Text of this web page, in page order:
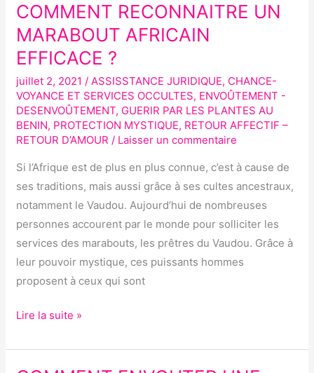
COMMENT RECONNAITRE UN
MARABOUT AFRICAIN
EFFICACE ?
juillet 2, 2021 / ASSISSTANCE JURIDIQUE, CHANCE-
VOYANCE ET SERVICES OCCULTES, ENVOÛTEMENT -
DESENVOÛTEMENT, GUERIR PAR LES PLANTES AU
BENIN, PROTECTION MYSTIQUE, RETOUR AFFECTIF –
RETOUR D’AMOUR / Laisser un commentaire
Si l’Afrique est de plus en plus connue, c’est à cause de
ses traditions, mais aussi grâce à ses cultes ancestraux,
notamment le Vaudou. Aujourd’hui de nombreuses
personnes accourent par le monde pour solliciter les
services des marabouts, les prêtres du Vaudou. Grâce à
leur pouvoir mystique, ces puissants hommes
proposent à ceux qui sont
COMMENT
RECONNAITRE
MARABOUT
AFRICAIN
EFFICACE ?
Lire la suite »